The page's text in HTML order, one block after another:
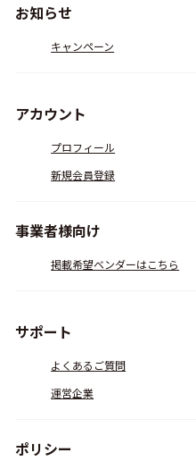
お知らせ
キャンペーン
アカウント
プロフィール
新規会員登録
事業者様向け
掲載希望ベンダーはこちら
サポート
よくあるご質問
運営企業
ポリシー